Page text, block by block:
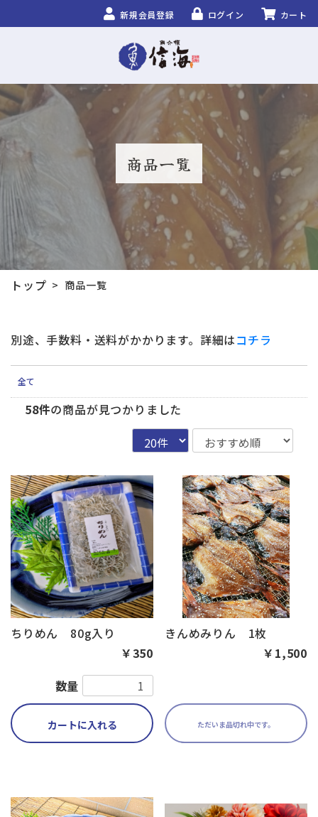
新規会員登録 ログイン カート
商品一覧
トップ > 商品一覧
別途、手数料・送料がかかります。詳細はコチラ
全て
58件の商品が見つかりました
ちりめん 80g入り
￥350
数量
カートに入れる
きんめみりん 1枚
￥1,500
ただいま品切れ中です。